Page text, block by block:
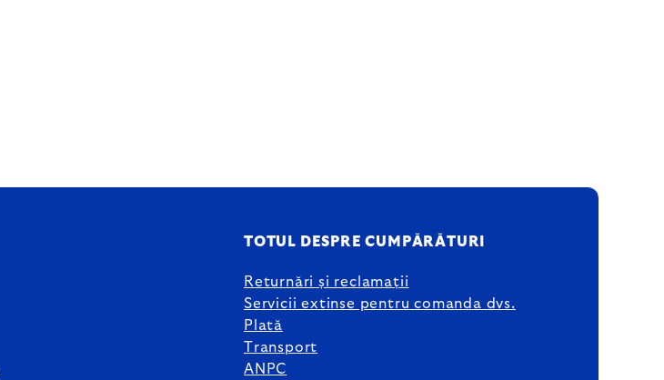
TOTUL DESPRE CUMPĂRĂTURI
Returnări și reclamații
Servicii extinse pentru comanda dvs.
Plată
Transport
ANPC